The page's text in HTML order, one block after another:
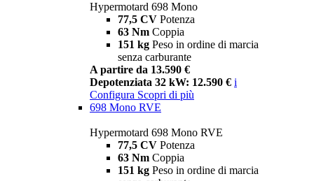
Hypermotard 698 Mono
77,5 CV Potenza
63 Nm Coppia
151 kg Peso in ordine di marcia
senza carburante
A partire da 13.590 €
Depotenziata 32 kW: 12.590 € i
Configura Scopri di più
698 Mono RVE
Hypermotard 698 Mono RVE
77,5 CV Potenza
63 Nm Coppia
151 kg Peso in ordine di marcia